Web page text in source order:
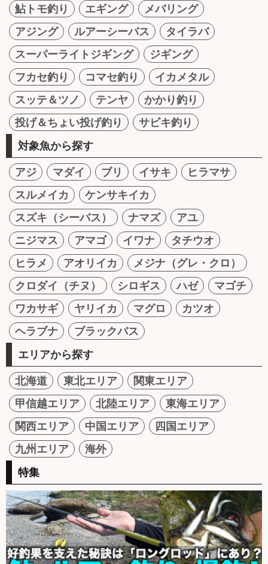
鮎トモ釣り エギング
メバリング
アジング
ルアーシーバス
タイラバ
スーパーライトジギング
ジギング
フカセ釣り
コマセ釣り
イカメタル
スッテ＆ツノ
テンヤ
かかり釣り
投げ＆ちょい投げ釣り
サビキ釣り
対象魚から探す
アジ マダイ ブリ イサキ
ヒラマサ
スルメイカ
ケンサキイカ
スズキ（シーバス）
ナマズ
アユ
ニジマス
アマゴ イワナ
タチウオ
ヒラメ
アオリイカ
メジナ（グレ・クロ）
クロダイ（チヌ）
シロギス ハゼ
マゴチ
ワカサギ
ヤリイカ マグロ
カツオ
ヘラブナ
ブラックバス
エリアから探す
北海道 東北エリア
関東エリア
甲信越エリア
北陸エリア
東海エリア
関西エリア
中国エリア
四国エリア
九州エリア
海外
特集